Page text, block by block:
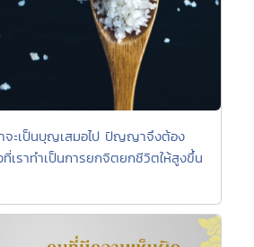
าจะเป็นบุญเสมอไป ปัญญาจึงต้อง
ราทำเป็นการยกจิตยกชีวิตให้สูงขึ้น